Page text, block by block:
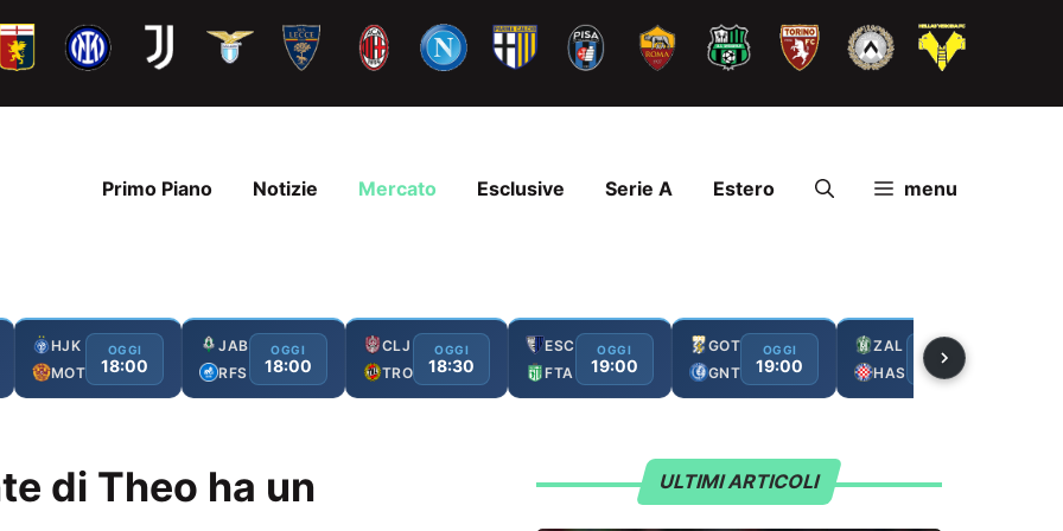
Primo Piano Notizie Mercato Esclusive Serie A Estero menu
HJK
MOT
OGGI
18:00
JAB
RFS
OGGI
18:00
CLJ
TRO
OGGI
18:30
ESC
FTA
OGGI
19:00
GOT
GNT
OGGI
19:00
ZAL
HAS
OGGI
19:00
di Theo ha un
ULTIMI ARTICOLI